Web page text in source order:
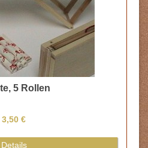
5 Rollen
3,50 €
Details